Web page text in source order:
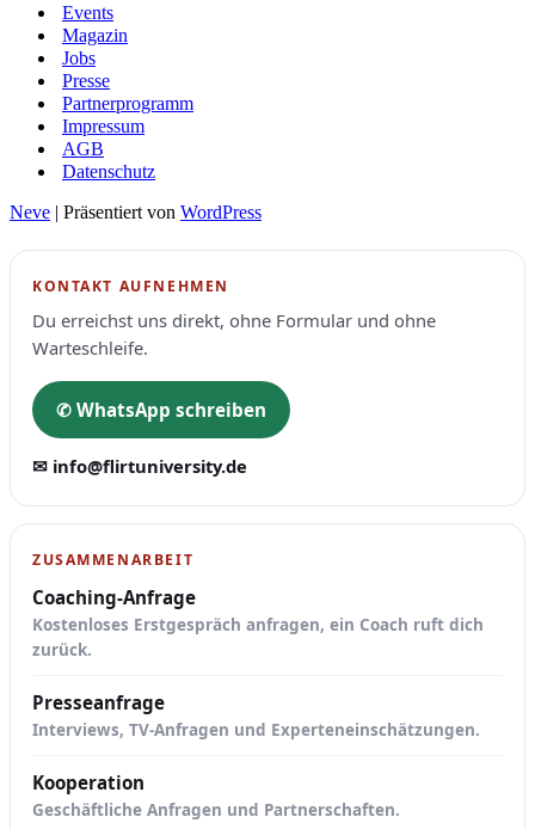
Events
Magazin
Jobs
Presse
Partnerprogramm
Impressum
AGB
Datenschutz
Neve | Präsentiert von WordPress
KONTAKT AUFNEHMEN
Du erreichst uns direkt, ohne Formular und ohne
Warteschleife.
✆ WhatsApp schreiben
✉ info@flirtuniversity.de
ZUSAMMENARBEIT
Coaching-Anfrage
Kostenloses Erstgespräch anfragen, ein Coach ruft dich
zurück.
Presseanfrage
Interviews, TV-Anfragen und Experteneinschätzungen.
Kooperation
Geschäftliche Anfragen und Partnerschaften.